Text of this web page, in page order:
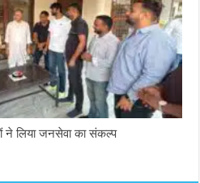
ने लिया जनसेवा का संकल्प